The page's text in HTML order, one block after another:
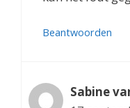
Beantwoorden
Sabine